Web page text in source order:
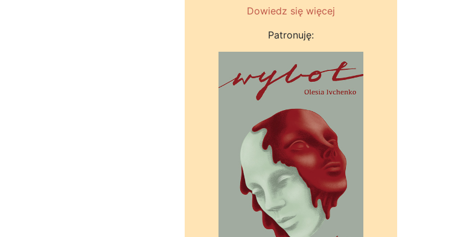
Dowiedz się więcej
Patronuję: